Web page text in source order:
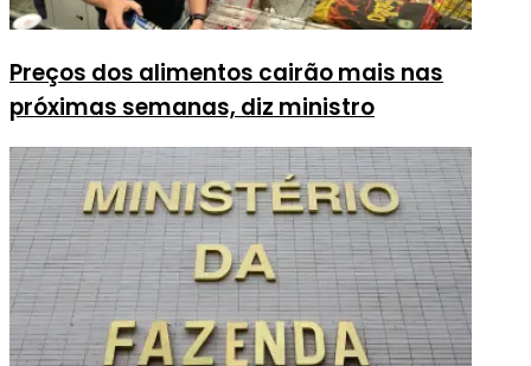
Preços dos alimentos cairão mais nas
próximas semanas, diz ministro